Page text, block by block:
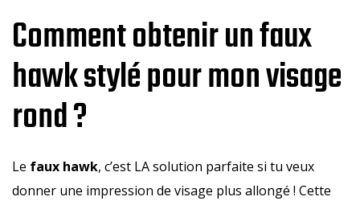
Comment obtenir un faux
hawk stylé pour mon visage
rond ?
Le faux hawk, c’est LA solution parfaite si tu veux
donner une impression de visage plus allongé ! Cette